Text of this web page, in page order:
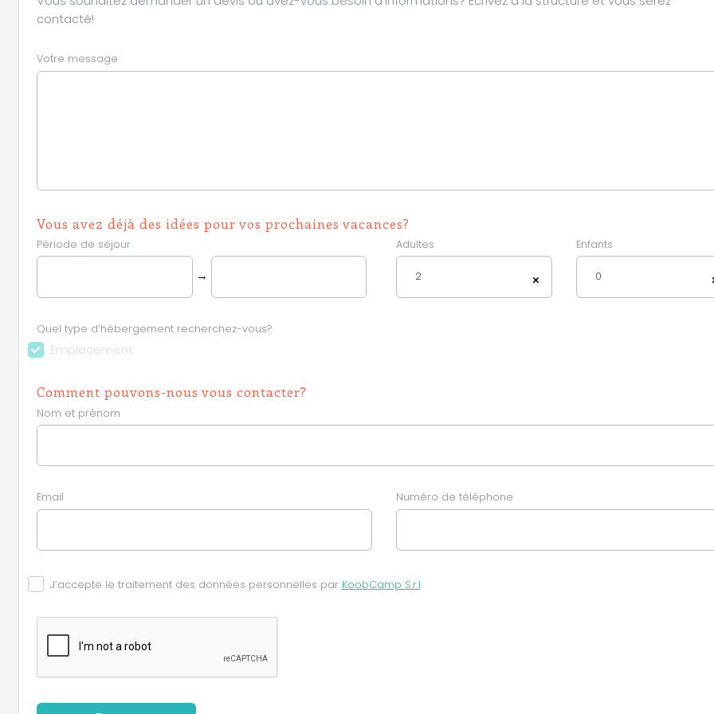
contacté!
Votre message
Vous avez déjà des idées pour vos prochaines vacances?
Période de séjour
→
Adultes
×
2
Enfants
0
Quel type d’hébergement recherchez-vous?
Emplacement
Comment pouvons-nous vous contacter?
Nom et prénom
Email Numéro de téléphone
J’accepte le traitement des données personnelles par KoobCamp S.r.l